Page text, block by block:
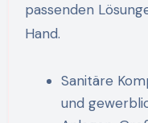
passenden
Hand.
Sanitäre
und